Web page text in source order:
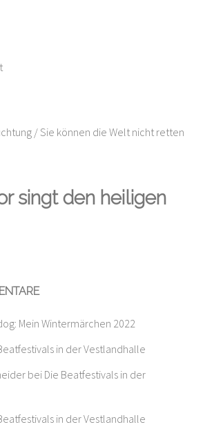
/ Sie können die Welt nicht retten
singt den heiligen
Mein Wintermärchen 2022
in der Vestlandhalle
bei Die Beatfestivals in der
in der Vestlandhalle